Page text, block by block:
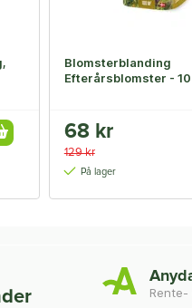
Blomsterblanding
Efterårsblomster -
68 kr
129 kr
På lager